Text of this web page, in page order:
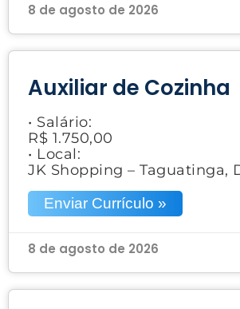
8 de agosto de 2026
Auxiliar de Cozinha
• Salário:
R$ 1.750,00
• Local:
JK Shopping – Taguatinga,
Enviar Currículo »
8 de agosto de 2026